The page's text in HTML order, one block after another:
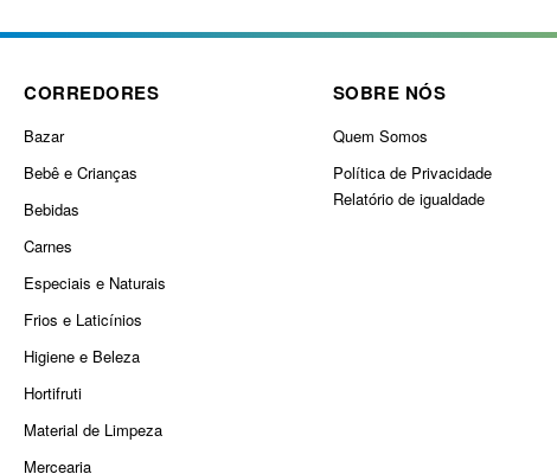
CORREDORES
Bazar
Bebê e Crianças
Bebidas
Carnes
Especiais e Naturais
Frios e Laticínios
Higiene e Beleza
Hortifruti
Material de Limpeza
Mercearia
SOBRE NÓS
Quem Somos
Política de Privacidade
Relatório de igualdade